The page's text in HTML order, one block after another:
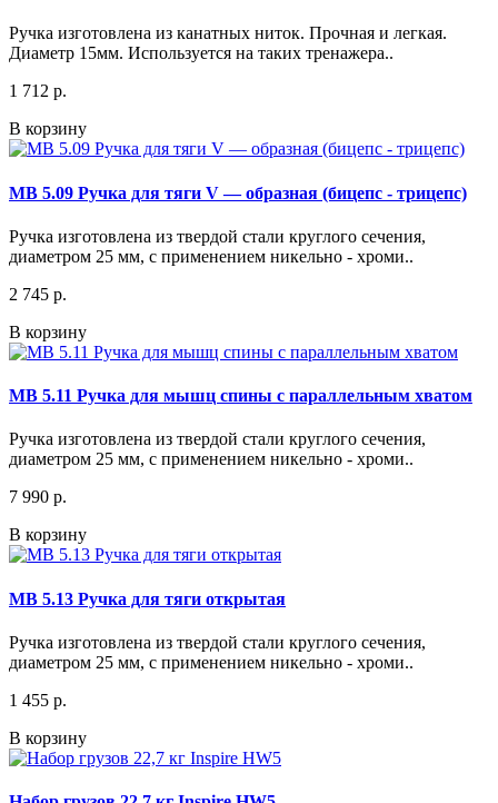
Ручка изготовлена из канатных ниток. Прочная и легкая.
Диаметр 15мм. Используется на таких тренажера..
1 712 р.
В корзину
МВ 5.09 Ручка для тяги V — образная (бицепс - трицепс)
Ручка изготовлена из твердой стали круглого сечения,
диаметром 25 мм, с применением никельно - хроми..
2 745 р.
В корзину
МВ 5.11 Ручка для мышц спины с параллельным хватом
Ручка изготовлена из твердой стали круглого сечения,
диаметром 25 мм, с применением никельно - хроми..
7 990 р.
В корзину
МВ 5.13 Ручка для тяги открытая
Ручка изготовлена из твердой стали круглого сечения,
диаметром 25 мм, с применением никельно - хроми..
1 455 р.
В корзину